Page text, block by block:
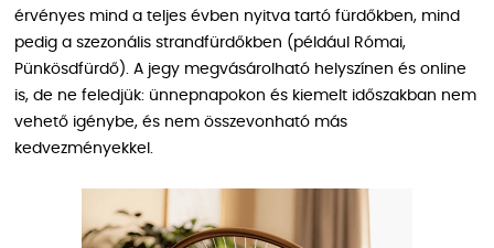
érvényes mind a teljes évben nyitva tartó fürdőkben, mind
pedig a szezonális strandfürdőkben (például Római,
Pünkösdfürdő). A jegy megvásárolható helyszínen és online
is, de ne feledjük: ünnepnapokon és kiemelt időszakban nem
vehető igénybe, és nem összevonható más
kedvezményekkel.